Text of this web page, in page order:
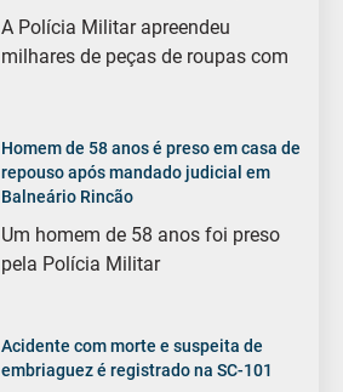
A Polícia Militar apreendeu
milhares de peças de roupas com
Homem de 58 anos é preso em casa de
repouso após mandado judicial em
Balneário Rincão
Um homem de 58 anos foi preso
pela Polícia Militar
Acidente com morte e suspeita de
embriaguez é registrado na SC-101